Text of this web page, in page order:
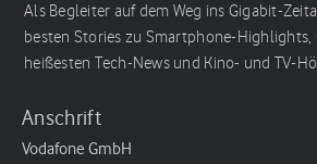
Als Begleiter auf dem Weg ins Gigabit-
besten Stories zu Smartphone-Highlights,
heißesten Tech-News und Kino- und TV-
Anschrift
Vodafone GmbH